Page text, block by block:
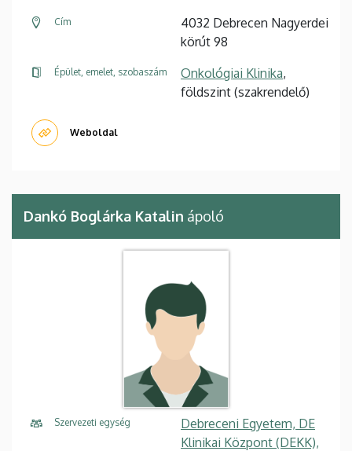
Cím
4032 Debrecen Nagyerdei
körút 98
Épület, emelet, szobaszám Onkológiai Klinika,
földszint (szakrendelő)
Weboldal
Dankó Boglárka Katalin ápoló
Szervezeti egység
Debreceni Egyetem, DE
Klinikai Központ (DEKK),